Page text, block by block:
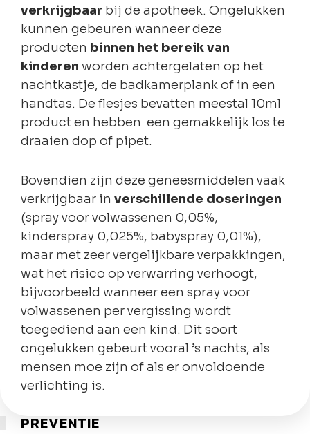
verkrijgbaar bij de apotheek. Ongelukken
kunnen gebeuren wanneer deze
producten binnen het bereik van
kinderen worden achtergelaten op het
nachtkastje, de badkamerplank of in een
handtas. De flesjes bevatten meestal 10ml
product en hebben een gemakkelijk los te
draaien dop of pipet.
Bovendien zijn deze geneesmiddelen vaak
verkrijgbaar in verschillende doseringen
(spray voor volwassenen 0,05%,
kinderspray 0,025%, babyspray 0,01%),
maar met zeer vergelijkbare verpakkingen,
wat het risico op verwarring verhoogt,
bijvoorbeeld wanneer een spray voor
volwassenen per vergissing wordt
toegediend aan een kind. Dit soort
ongelukken gebeurt vooral ’s nachts, als
mensen moe zijn of als er onvoldoende
verlichting is.
PREVENTIE